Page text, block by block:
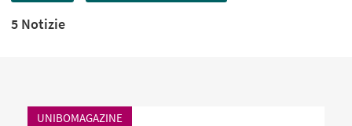
5 Notizie
UNIBOMAGAZINE